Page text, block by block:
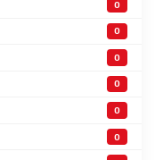
0
0
0
0
0
0